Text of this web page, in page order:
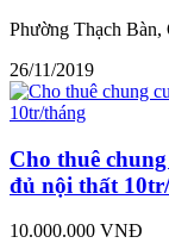
Phường Thạch
26/11/2019
Cho thuê
đủ nội thất
10.000.000 VNĐ